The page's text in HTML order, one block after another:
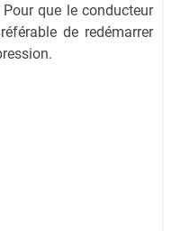
que le conducteur
de redémarrer